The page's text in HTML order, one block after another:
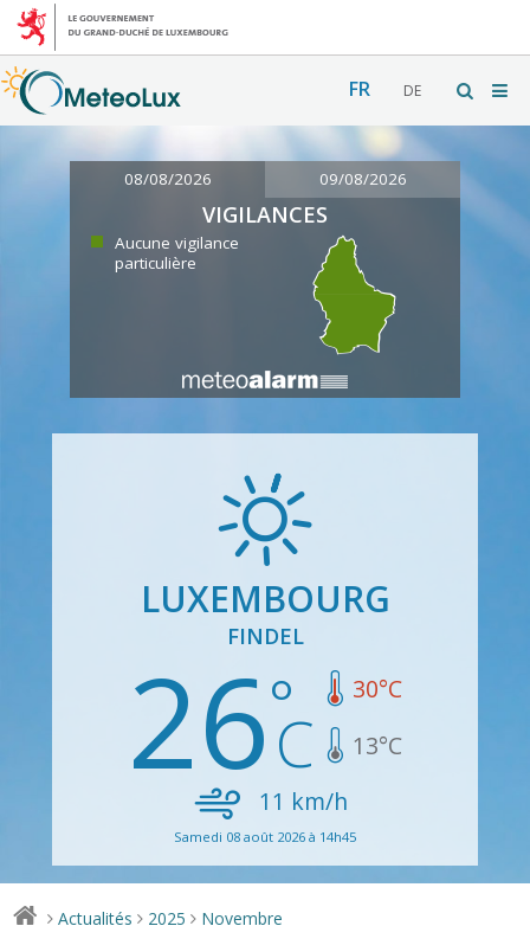
FR DE
08/08/2026 09/08/2026
VIGILANCES
Aucune vigilance
particulière
LUXEMBOURG
FINDEL
26 30°C
13°C
11 km/h
Samedi 08 août 2026 à 14h45
> Actualités > 2025 > Novembre